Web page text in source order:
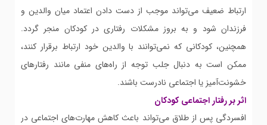
ارتباط ضعیف می‌تواند موجب از دست دادن اعتماد میان والدین و
فرزندان شود و به بروز مشکلات رفتاری در کودکان منجر گردد.
همچنین، کودکانی که نمی‌توانند با والدین خود ارتباط برقرار کنند،
ممکن است به دنبال جلب توجه از راه‌های منفی مانند رفتارهای
خشونت‌آمیز یا اجتماعی نادرست باشند.
اثر بر رفتار اجتماعی کودکان
افسردگی پس از طلاق می‌تواند باعث کاهش مهارت‌های اجتماعی در